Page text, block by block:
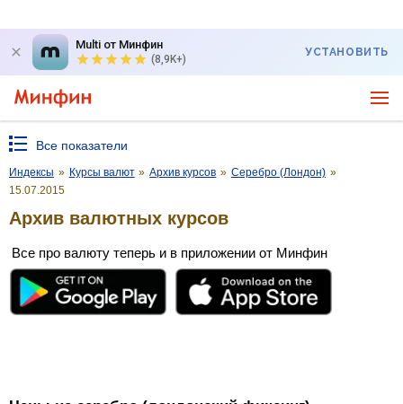
Multi от Минфин
(8,9K+)
УСТАНОВИТЬ
Все показатели
Индексы » Курсы валют » Архив курсов » Серебро (Лондон) »
15.07.2015
Архив валютных курсов
Все про валюту теперь и в приложении от Минфин